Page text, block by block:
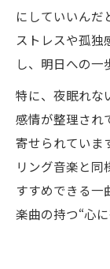
にしていいんだ
ストレスや孤独
し、明日への一
特に、夜眠れな
感情が整理され
寄せられていま
リング音楽と
すすめできる一
楽曲の持つ“心